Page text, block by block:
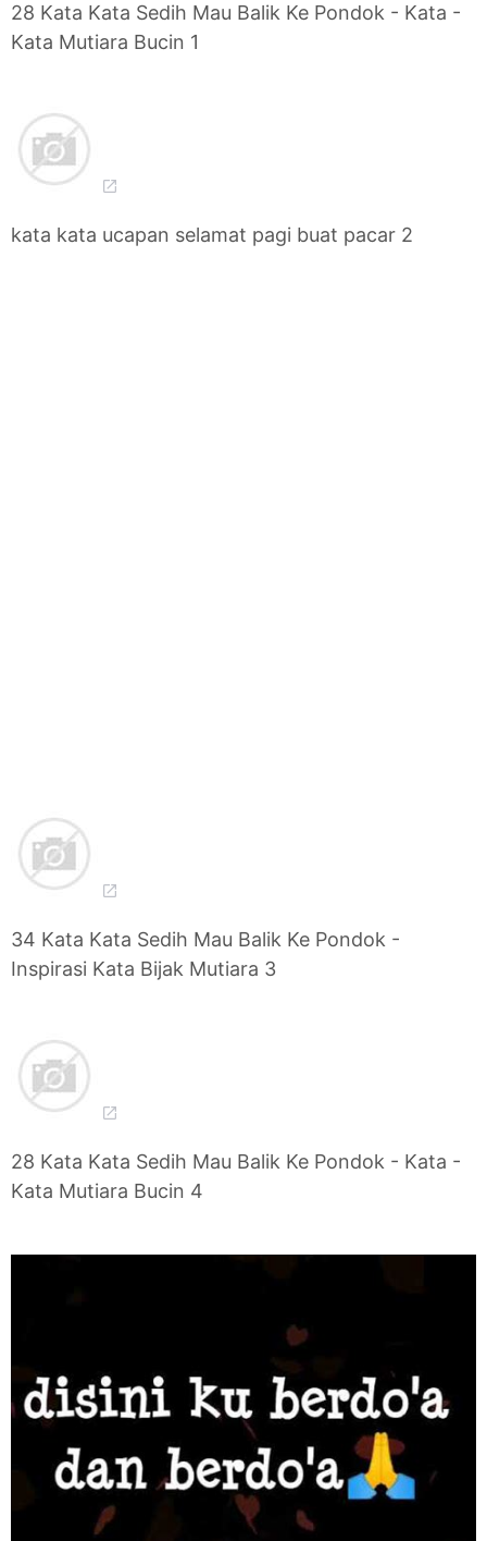
28 Kata Kata Sedih Mau Balik Ke Pondok - Kata -
Kata Mutiara Bucin 1
kata kata ucapan selamat pagi buat pacar 2
34 Kata Kata Sedih Mau Balik Ke Pondok -
Inspirasi Kata Bijak Mutiara 3
28 Kata Kata Sedih Mau Balik Ke Pondok - Kata -
Kata Mutiara Bucin 4